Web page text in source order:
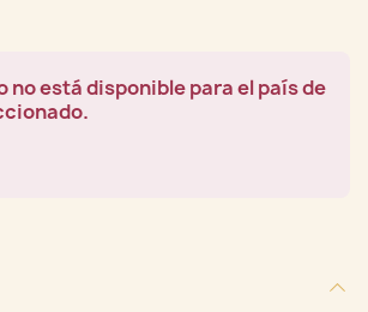
no está disponible para el país de